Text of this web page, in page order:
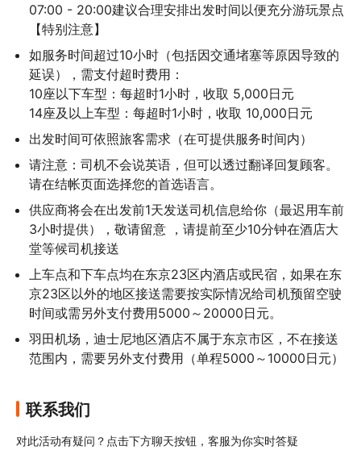
07:00 - 20:00建议合理安排出发时间以便充分游玩景点
【特别注意】
如服务时间超过10小时（包括因交通堵塞等原因导致的
延误），需支付超时费用：
10座以下车型：每超时1小时，收取 5,000日元
14座及以上车型：每超时1小时，收取 10,000日元
出发时间可依照旅客需求（在可提供服务时间内）
请注意：司机不会说英语，但可以透过翻译回复顾客。
请在结帐页面选择您的首选语言。
供应商将会在出发前1天发送司机信息给你（最迟用车前
3小时提供），敬请留意 ，请提前至少10分钟在酒店大
堂等候司机接送
上车点和下车点均在东京23区内酒店或民宿，如果在东
京23区以外的地区接送需要按实际情况给司机预留空驶
时间或需另外支付费用5000～20000日元。
羽田机场，迪士尼地区酒店不属于东京市区，不在接送
范围内，需要另外支付费用（单程5000～10000日元）
联系我们
对此活动有疑问？点击下方聊天按钮，客服为你实时答疑